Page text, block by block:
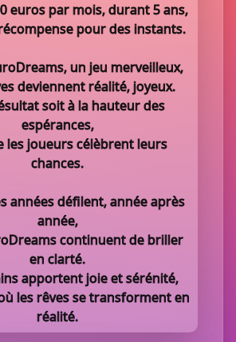
euros par mois, durant 5 ans,
pour des instants.
un jeu merveilleux,
deviennent réalité, joyeux.
soit à la hauteur des
espérances,
les joueurs célèbrent leurs
chances.
années défilent, année après
année,
continuent de briller
en clarté.
apportent joie et sérénité,
les rêves se transforment en
réalité.